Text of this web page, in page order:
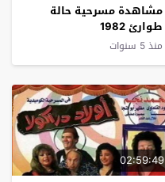
مشاهدة مسرحية حالة
طوارئ 1982
منذ 5 سنوات
02:59:49